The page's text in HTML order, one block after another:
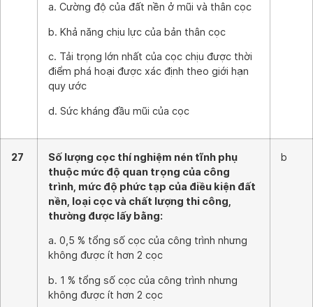
a. Cường độ của đất nền ở mũi và thân cọc
b. Khả năng chịu lực của bản thân cọc
c. Tải trọng lớn nhất của cọc chịu được thời
điểm phá hoại được xác định theo giới hạn
quy ước
d. Sức kháng đầu mũi của cọc
27
Số lượng cọc thí nghiệm nén tĩnh phụ
thuộc mức độ quan trọng của công
trình, mức độ phức tạp của điều kiện đất
nền, loại cọc và chất lượng thi công,
thường được lấy bằng:
a. 0,5 % tổng số cọc của công trình nhưng
không được ít hơn 2 cọc
b. 1 % tổng số cọc của công trình nhưng
không được ít hơn 2 cọc
b